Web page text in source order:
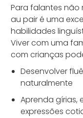
Para falantes não
au pair é uma
habilidades
Viver com uma
com crianças
Desenvolver
naturalmente
Aprenda gírias,
expressões